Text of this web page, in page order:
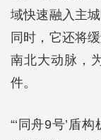
域快速融入主
同时，它还将
南北大动脉，
件。
“‘同舟9号’盾